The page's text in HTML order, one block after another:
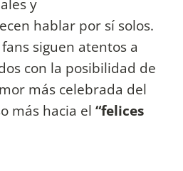
hablar por sí solos.
siguen atentos a
con la posibilidad de
más celebrada del
más hacia el “felices